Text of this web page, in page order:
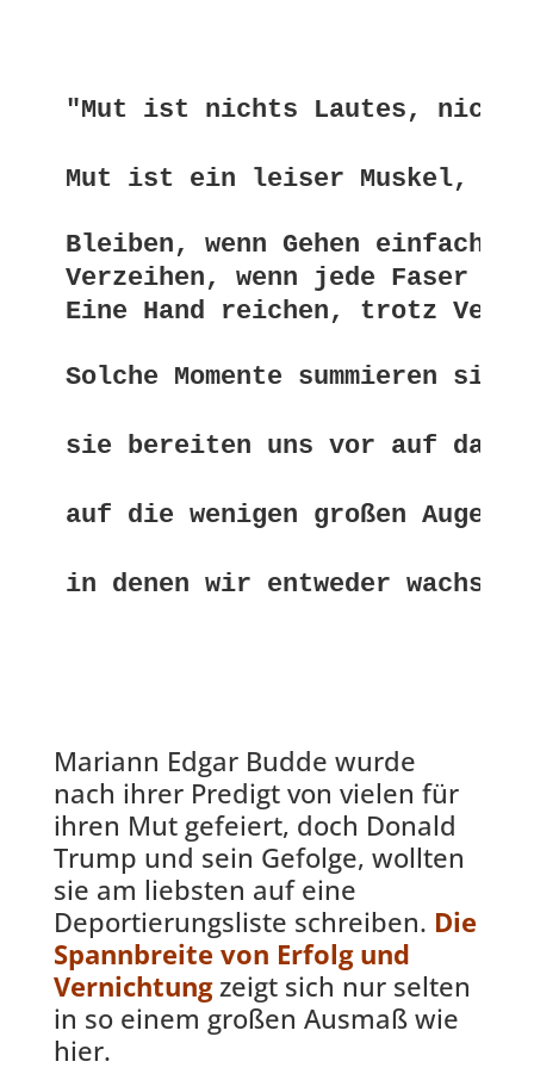
"Mut ist nichts Lautes,
Mut ist ein leiser Muskel,
Bleiben, wenn Gehen einfacher
Verzeihen, wenn jede Faser
Eine Hand reichen, trotz
Solche Momente summieren
sie bereiten uns vor auf das,
auf die wenigen großen
Mariann Edgar Budde wurde
nach ihrer Predigt von vielen für
ihren Mut gefeiert, doch Donald
Trump und sein Gefolge, wollten
sie am liebsten auf eine
Deportierungsliste schreiben. Die
Spannbreite von Erfolg und
Vernichtung zeigt sich nur selten
in so einem großen Ausmaß wie
hier.